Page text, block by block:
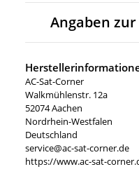
Angaben
AC-Sat-Corner
Walkmühlenstr. 12a
52074 Aachen
Nordrhein-Westfalen
Deutschland
service@ac-sat-corner.de
https://www.ac-sat-